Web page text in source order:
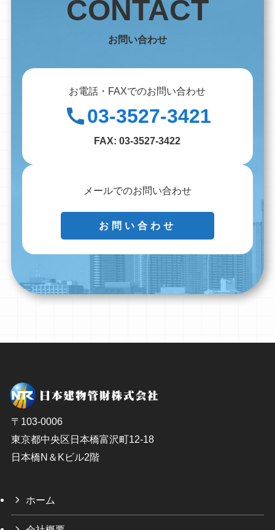
CONTACT
お問い合わせ
お電話・FAXでのお問い合わせ
03-3527-3421
FAX: 03-3527-3422
メールでのお問い合わせ
お問い合わせ
〒103-0006
東京都中央区日本橋富沢町12-18
日本橋N＆Kビル2階
ホーム